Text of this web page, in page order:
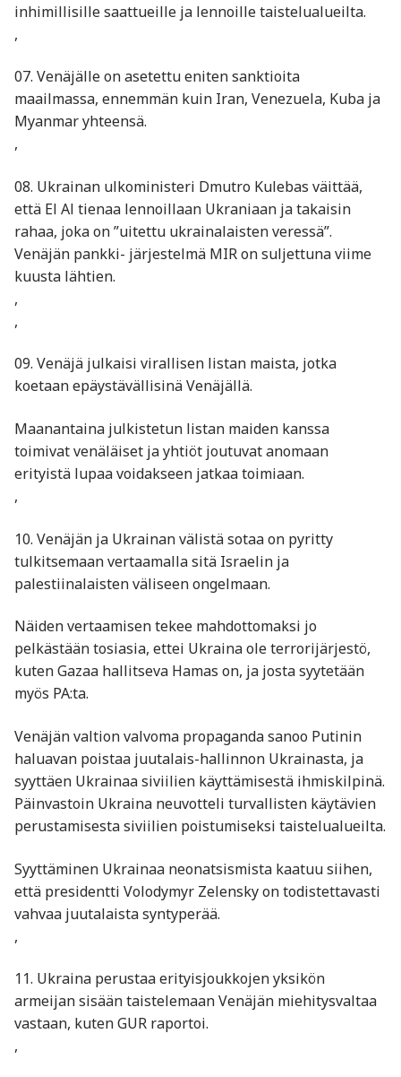
inhimillisille saattueille ja lennoille taistelualueilta.
,
07. Venäjälle on asetettu eniten sanktioita
maailmassa, ennemmän kuin Iran, Venezuela, Kuba ja
Myanmar yhteensä.
,
08. Ukrainan ulkoministeri Dmutro Kulebas väittää,
että El Al tienaa lennoillaan Ukraniaan ja takaisin
rahaa, joka on ”uitettu ukrainalaisten veressä”.
Venäjän pankki- järjestelmä MIR on suljettuna viime
kuusta lähtien.
,
,
09. Venäjä julkaisi virallisen listan maista, jotka
koetaan epäystävällisinä Venäjällä.
Maanantaina julkistetun listan maiden kanssa
toimivat venäläiset ja yhtiöt joutuvat anomaan
erityistä lupaa voidakseen jatkaa toimiaan.
,
10. Venäjän ja Ukrainan välistä sotaa on pyritty
tulkitsemaan vertaamalla sitä Israelin ja
palestiinalaisten väliseen ongelmaan.
Näiden vertaamisen tekee mahdottomaksi jo
pelkästään tosiasia, ettei Ukraina ole terrorijärjestö,
kuten Gazaa hallitseva Hamas on, ja josta syytetään
myös PA:ta.
Venäjän valtion valvoma propaganda sanoo Putinin
haluavan poistaa juutalais-hallinnon Ukrainasta, ja
syyttäen Ukrainaa siviilien käyttämisestä ihmiskilpinä.
Päinvastoin Ukraina neuvotteli turvallisten käytävien
perustamisesta siviilien poistumiseksi taistelualueilta.
Syyttäminen Ukrainaa neonatsismista kaatuu siihen,
että presidentti Volodymyr Zelensky on todistettavasti
vahvaa juutalaista syntyperää.
,
11. Ukraina perustaa erityisjoukkojen yksikön
armeijan sisään taistelemaan Venäjän miehitysvaltaa
vastaan, kuten GUR raportoi.
,